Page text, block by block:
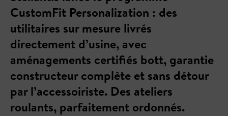
CustomFit Personalization : des
utilitaires sur mesure livrés
directement d’usine, avec
aménagements certifiés bott, garantie
constructeur complète et sans détour
par l’accessoiriste. Des ateliers
roulants, parfaitement ordonnés.